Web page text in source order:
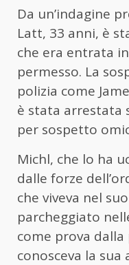
Da un’indagine
Latt, 33 anni, è
che era entrata
permesso. La
polizia come
è stata arrestata
per sospetto
Michl, che lo ha
dalle forze
che viveva nel
parcheggiato
come prova
conosceva la sua